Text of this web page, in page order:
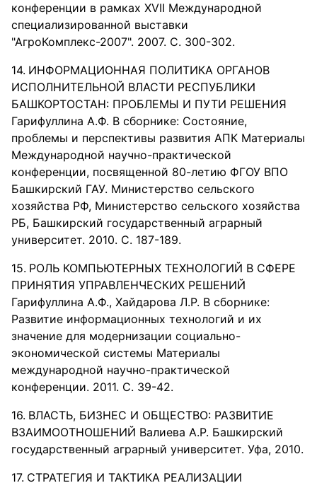
конференции в рамках XVII Международной
специализированной выставки
"АгроКомплекс-2007". 2007. С. 300-302.
ИНФОРМАЦИОННАЯ ПОЛИТИКА ОРГАНОВ
ИСПОЛНИТЕЛЬНОЙ ВЛАСТИ РЕСПУБЛИКИ
БАШКОРТОСТАН: ПРОБЛЕМЫ И ПУТИ РЕШЕНИЯ
Гарифуллина А.Ф. В сборнике: Состояние,
проблемы и перспективы развития АПК Материалы
Международной научно-практической
конференции, посвященной 80-летию ФГОУ ВПО
Башкирский ГАУ. Министерство сельского
хозяйства РФ, Министерство сельского хозяйства
РБ, Башкирский государственный аграрный
университет. 2010. С. 187-189.
РОЛЬ КОМПЬЮТЕРНЫХ ТЕХНОЛОГИЙ В СФЕРЕ
ПРИНЯТИЯ УПРАВЛЕНЧЕСКИХ РЕШЕНИЙ
Гарифуллина А.Ф., Хайдарова Л.Р. В сборнике:
Развитие информационных технологий и их
значение для модернизации социально-
экономической системы Материалы
международной научно-практической
конференции. 2011. С. 39-42.
ВЛАСТЬ, БИЗНЕС И ОБЩЕСТВО: РАЗВИТИЕ
ВЗАИМООТНОШЕНИЙ Валиева А.Р. Башкирский
государственный аграрный университет. Уфа, 2010.
СТРАТЕГИЯ И ТАКТИКА РЕАЛИЗАЦИИ